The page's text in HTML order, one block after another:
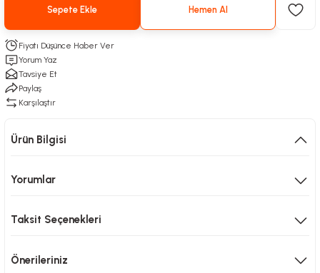
Sepete Ekle Hemen Al
Fiyatı Düşünce Haber Ver
Yorum Yaz
Tavsiye Et
Paylaş
Karşılaştır
Ürün Bilgisi
Yorumlar
Taksit Seçenekleri
Önerileriniz